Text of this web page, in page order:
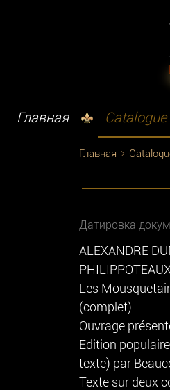
Главная Catalogue
Главная
Датировка
ALEXANDRE
Les
(complet)
Ouvrage
Edition
texte) par
Texte sur deux